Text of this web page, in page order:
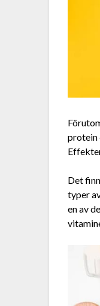
protein
Det
typer
en av